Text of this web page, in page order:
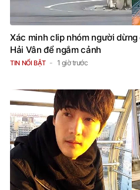
Xác minh clip nhóm người
Hải Vân để ngắm cảnh
TIN NỔI BẬT 1 giờ trước